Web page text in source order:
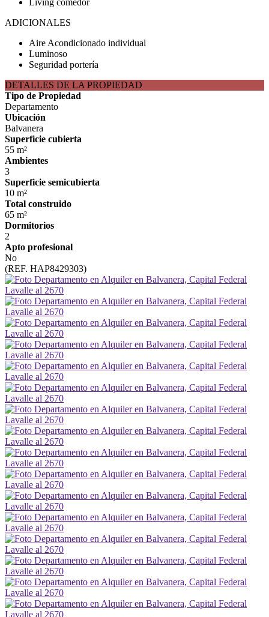
Living comedor
ADICIONALES
Aire Acondicionado individual
Luminoso
Seguridad portería
DETALLES DE LA PROPIEDAD
Tipo de Propiedad
Departamento
Ubicación
Balvanera
Superficie cubierta
55 m²
Ambientes
3
Superficie semicubierta
10 m²
Total construido
65 m²
Dormitorios
2
Apto profesional
No
(REF. HAP8429303)